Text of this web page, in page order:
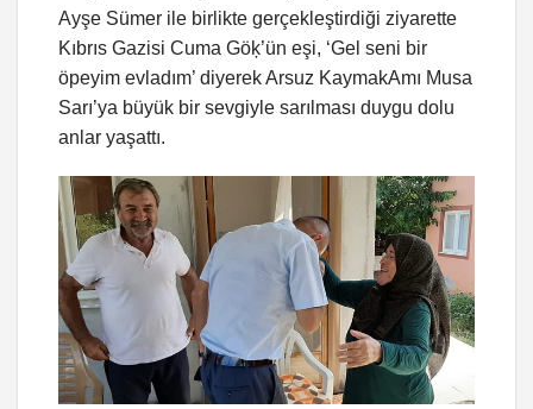
Ayşe Sümer ile birlikte gerçekleştirdiği ziyarette
Kıbrıs Gazisi Cuma Göķ’ün eşi, ‘Gel seni bir
öpeyim evladım’ diyerek Arsuz KaymakAmı Musa
Sarı’ya büyük bir sevgiyle sarılması duygu dolu
anlar yaşattı.